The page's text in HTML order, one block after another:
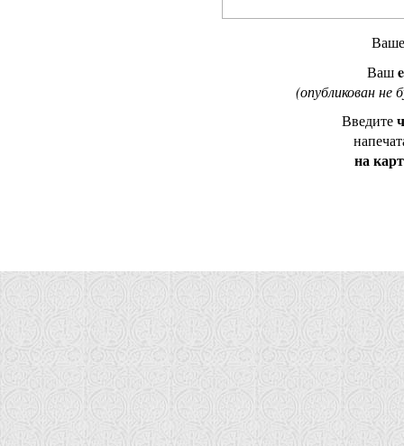
Ваш
(опубликован не
Введите
на